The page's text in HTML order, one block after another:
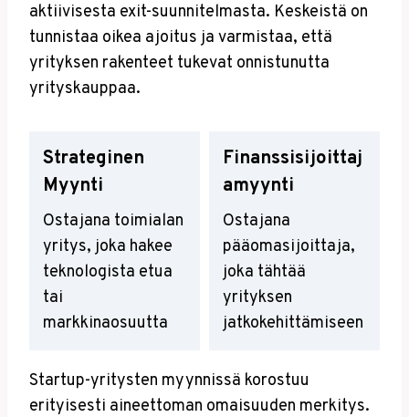
aktiivisesta exit-suunnitelmasta. Keskeistä on
tunnistaa oikea ajoitus ja varmistaa, että
yrityksen rakenteet tukevat onnistunutta
yrityskauppaa.
Strateginen
Myynti
Ostajana toimialan
yritys, joka hakee
teknologista etua
tai
markkinaosuutta
Finanssisijoittaj
Amyynti
Ostajana
pääomasijoittaja,
joka tähtää
yrityksen
jatkokehittämiseen
Startup-yritysten myynnissä korostuu
erityisesti aineettoman omaisuuden merkitys.